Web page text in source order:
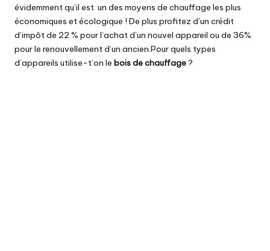
évidemment qu’il est un des moyens de chauffage les plus
économiques et écologique ! De plus profitez d’un crédit
d’impôt de 22 % pour l’achat d’un nouvel appareil ou de 36%
pour le renouvellement d’un ancien.Pour quels types
d’appareils utilise-t’on le bois de chauffage?